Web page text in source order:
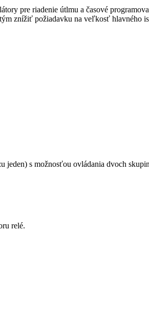
pre riadenie útlmu a časové
znížiť požiadavku na veľkosť hlavného
s možnosťou ovládania dvoch
relé.